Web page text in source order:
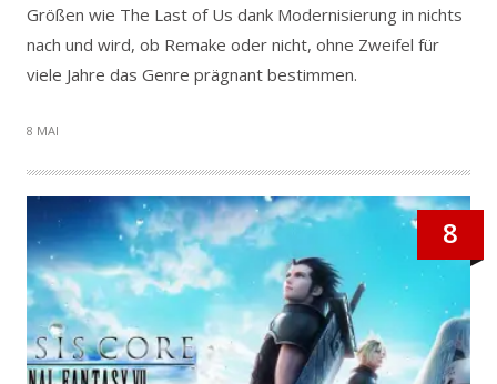
Größen wie The Last of Us dank Modernisierung in nichts
nach und wird, ob Remake oder nicht, ohne Zweifel für
viele Jahre das Genre prägnant bestimmen.
8 MAI
8